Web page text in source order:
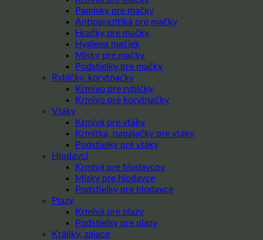
Pamlsky pre mačky
Antiparazitiká pre mačky
Hračky pre mačky
Hygiena mačiek
Misky pre mačky
Podstielky pre mačky
Rybičky, korytnačky
Krmivo pre rybičky
Krmivo pre korytnačky
Vtáky
Krmivá pre vtáky
Krmítka, napájačky pre vtáky
Podstielky pre vtáky
Hlodavci
Krmivá pre hlodavcov
Misky pre hlodavce
Podstielky pre hlodavce
Plazy
Krmivá pre plazy
Podstielky pre plazy
Králiky, zajace